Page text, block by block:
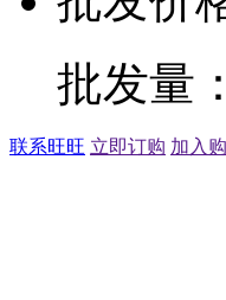
批发量
联系旺旺 立即订购 加入